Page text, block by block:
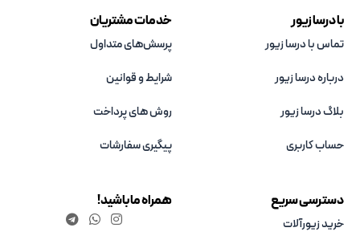
با درسا زیور
تماس با درسا زیور
درباره درسا زیور
بلاگ درسا زیور
حساب کاربری
خدمات مشتریان
پرسش‌های متداول
شرایط و قوانین
روش های پرداخت
پیگیری سفارشات
دسترسی سریع
خرید زیورآلات
همراه ما باشید!